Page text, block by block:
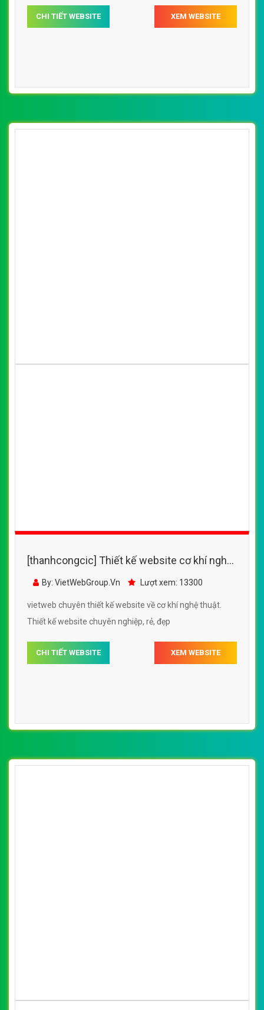
CHI TIẾT WEBSITE XEM WEBSITE
[thanhcongcic] Thiết kế website cơ khí nghệ
thuật, website cơ khí nghệ thuật
By: VietWebGroup.Vn Lượt xem: 13300
vietweb chuyên thiết kế website về cơ khí nghệ thuật.
Thiết kế website chuyên nghiệp, rẻ, đẹp
CHI TIẾT WEBSITE XEM WEBSITE